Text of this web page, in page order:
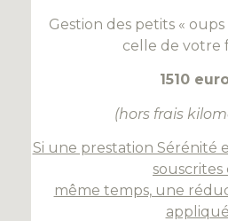
Gestion des petits «
celle de votre
1510
(hors frais
Si une prestation Sérénité
souscrites
même temps, une